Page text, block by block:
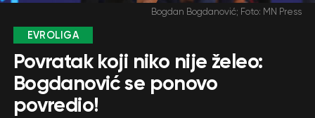
Bogdan Bogdanović; Foto: MN Press
EVROLIGA
Povratak koji niko nije želeo:
Bogdanović se ponovo
povredio!